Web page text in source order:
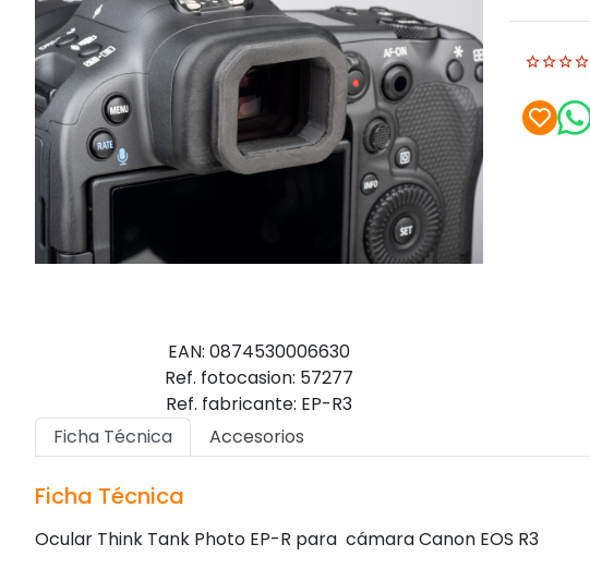
EAN: 0874530006630
Ref. fotocasion: 57277
Ref. fabricante: EP-R3
Ficha Técnica Accesorios
Ficha Técnica
Ocular Think Tank Photo EP-R para cámara Canon EOS R3